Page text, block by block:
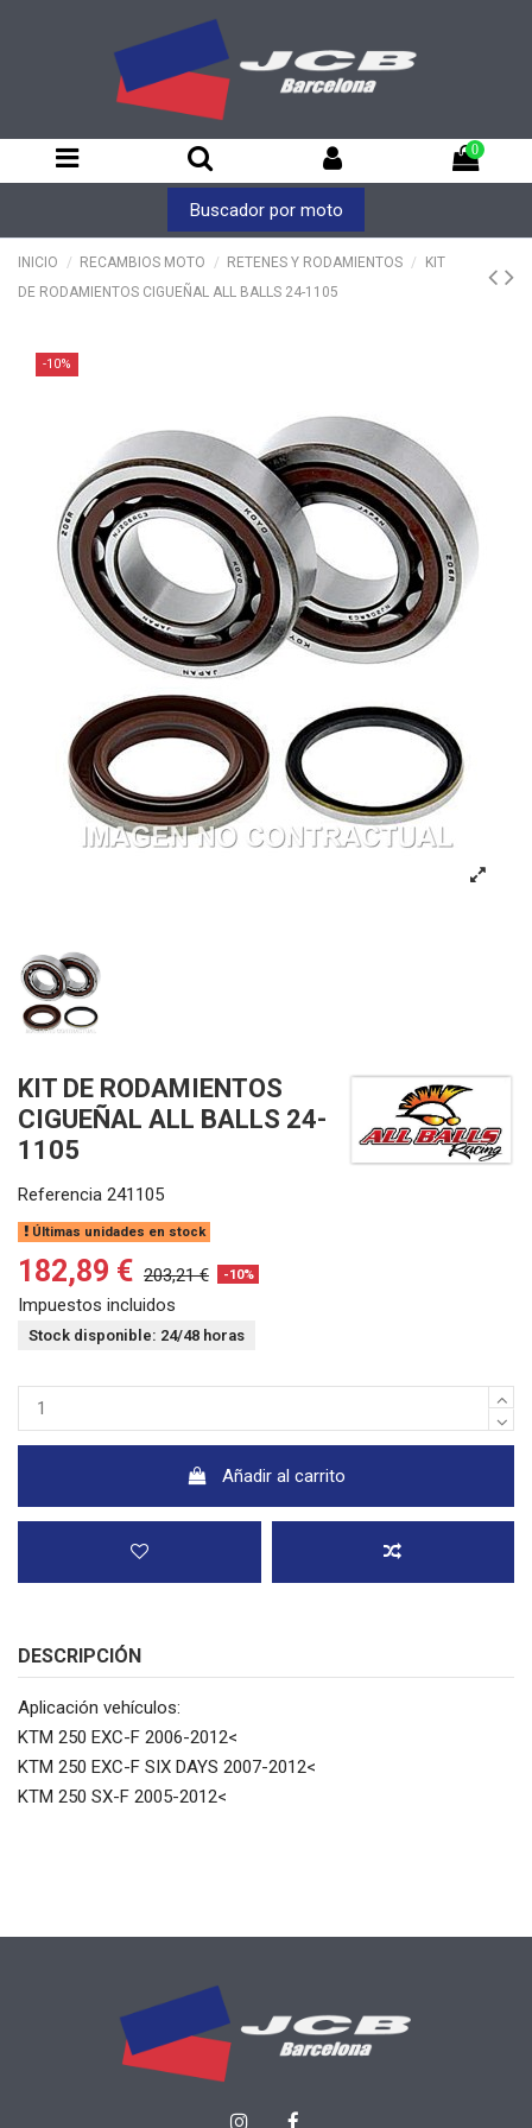
0
Buscador por moto
INICIO RECAMBIOS MOTO RETENES Y RODAMIENTOS
KIT
DE RODAMIENTOS CIGUEÑAL ALL BALLS 24-1105
-10%
KIT DE RODAMIENTOS
CIGUEÑAL ALL BALLS 24-
1105
Referencia 241105
Últimas unidades en stock
182,89 € 203,21 € -10%
Impuestos incluidos
Stock disponible: 24/48 horas
Añadir al carrito
DESCRIPCIÓN
Aplicación vehículos:
KTM 250 EXC-F 2006-2012<
KTM 250 EXC-F SIX DAYS 2007-2012<
KTM 250 SX-F 2005-2012<